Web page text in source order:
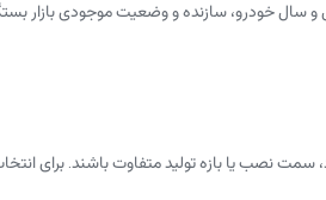
و سال خودرو، سازنده و وضعیت موجودی
سمت نصب یا بازه تولید متفاوت باشند.